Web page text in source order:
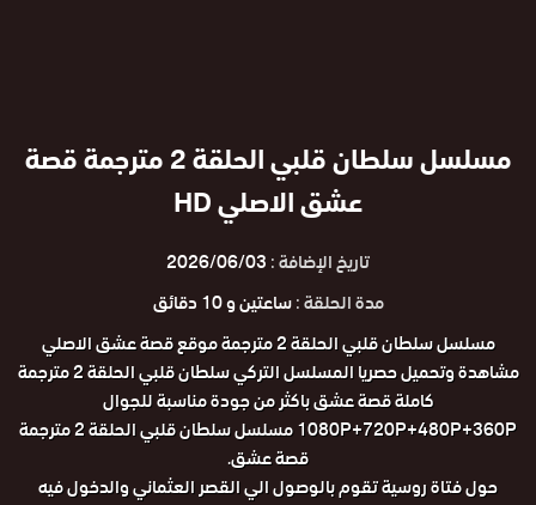
مسلسل سلطان قلبي الحلقة 2 مترجمة قصة
عشق الاصلي HD
تاريخ الإضافة :2026/06/03
مدة الحلقة :ساعتين و 10 دقائق
مسلسل سلطان قلبي الحلقة 2 مترجمة موقع قصة عشق الاصلي
مشاهدة وتحميل حصريا المسلسل التركي سلطان قلبي الحلقة 2 مترجمة
كاملة قصة عشق باكثر من جودة مناسبة للجوال
1080P+720P+480P+360P مسلسل سلطان قلبي الحلقة 2 مترجمة
قصة عشق.
حول فتاة روسية تقوم بالوصول الي القصر العثماني والدخول فيه